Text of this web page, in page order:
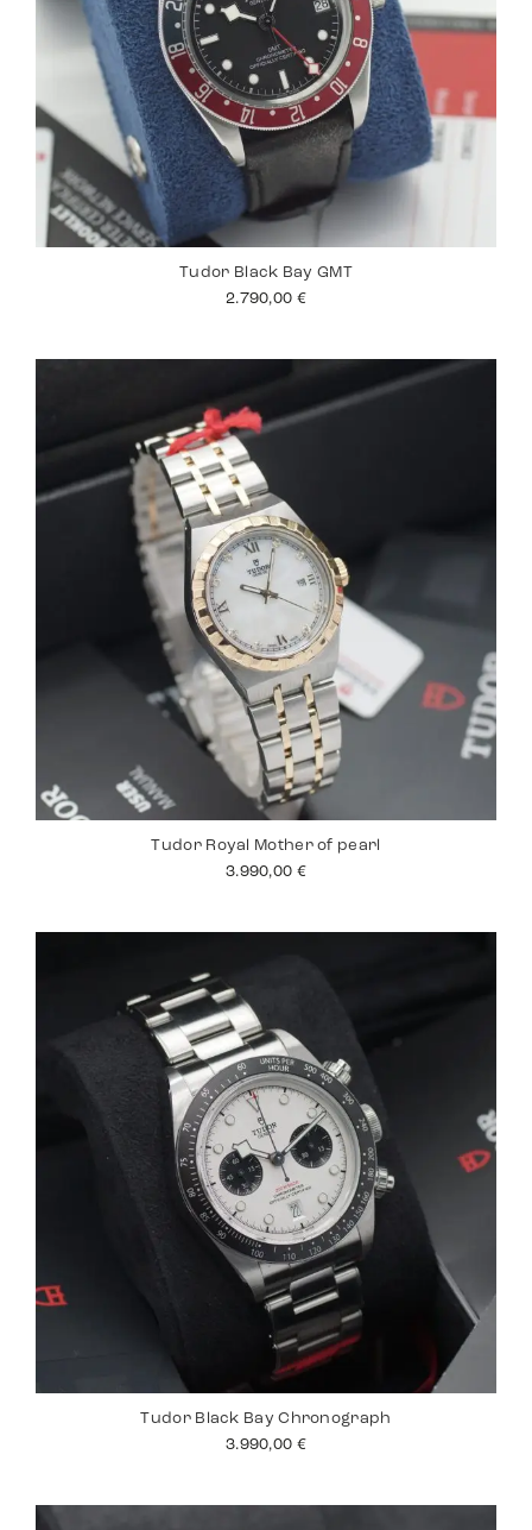
Tudor Black Bay GMT
2.790,00 €
Tudor Royal Mother of pearl
3.990,00 €
Tudor Black Bay Chronograph
3.990,00 €